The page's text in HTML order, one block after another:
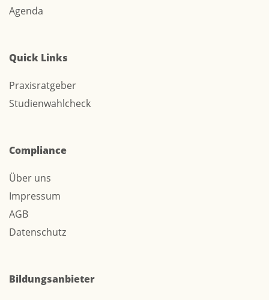
Agenda
Quick Links
Praxisratgeber
Studienwahlcheck
Compliance
Über uns
Impressum
AGB
Datenschutz
Bildungsanbieter